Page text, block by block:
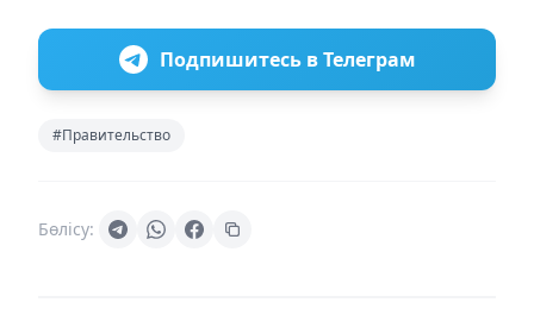
Подпишитесь в Телеграм
#Правительство
Бөлісу: